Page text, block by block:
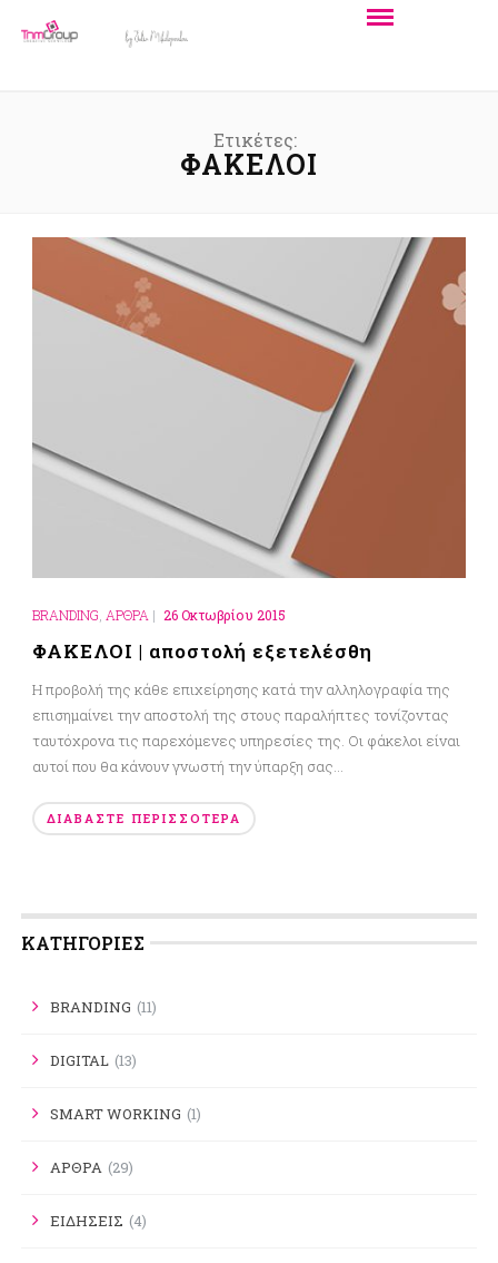
Ετικέτες:
ΦΆΚΕΛΟΙ
BRANDING, ΑΡΘΡΑ| 26 Οκτωβρίου 2015
ΦΑΚΕΛΟΙ | αποστολή εξετελέσθη
Η προβολή της κάθε επιχείρησης κατά την αλληλογραφία της
επισημαίνει την αποστολή της στους παραλήπτες τονίζοντας
ταυτόχρονα τις παρεχόμενες υπηρεσίες της. Οι φάκελοι είναι
αυτοί που θα κάνουν γνωστή την ύπαρξη σας...
ΔΙΑΒΆΣΤΕ ΠΕΡΙΣΣΌΤΕΡΑ
KΑΤΗΓΟΡΊΕΣ
BRANDING (11)
DIGITAL (13)
SMART WORKING (1)
ΑΡΘΡΑ (29)
ΕΙΔΗΣΕΙΣ (4)